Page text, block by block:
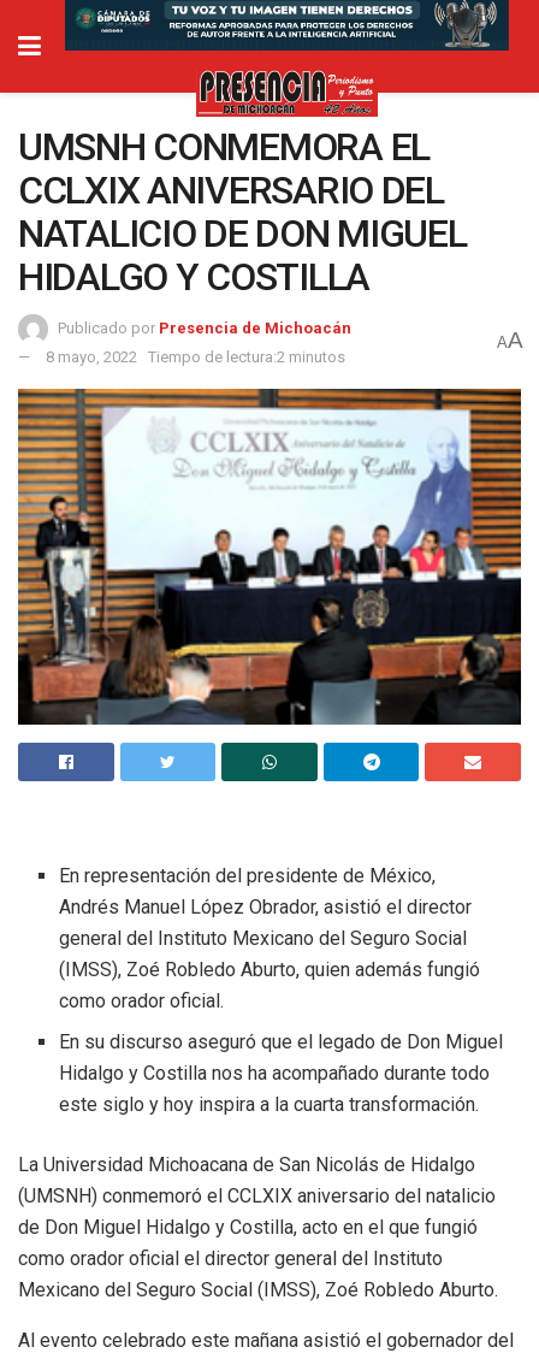
UMSNH CONMEMORA EL
CCLXIX ANIVERSARIO DEL
NATALICIO DE DON MIGUEL
HIDALGO Y COSTILLA
Publicado por Presencia de Michoacán
8 mayo, 2022
Tiempo de lectura:2 minutos
AA
En representación del presidente de México,
Andrés Manuel López Obrador, asistió el director
general del Instituto Mexicano del Seguro Social
(IMSS), Zoé Robledo Aburto, quien además fungió
como orador oficial.
En su discurso aseguró que el legado de Don Miguel
Hidalgo y Costilla nos ha acompañado durante todo
este siglo y hoy inspira a la cuarta transformación.
La Universidad Michoacana de San Nicolás de Hidalgo
(UMSNH) conmemoró el CCLXIX aniversario del natalicio
de Don Miguel Hidalgo y Costilla, acto en el que fungió
como orador oficial el director general del Instituto
Mexicano del Seguro Social (IMSS), Zoé Robledo Aburto.
Al evento celebrado este mañana asistió el gobernador del